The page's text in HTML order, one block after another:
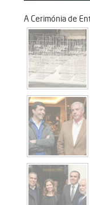
A Cerimónia de